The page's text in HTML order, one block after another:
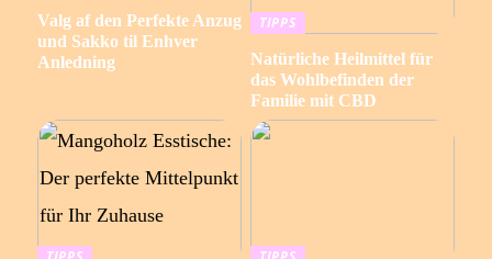
Valg af den Perfekte Anzug
und Sakko til Enhver
Anledning
TIPPS
Natürliche Heilmittel für
das Wohlbefinden der
Familie mit CBD